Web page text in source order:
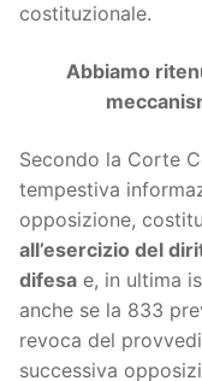
costituzionale.
Abbiamo
Secondo la Corte
tempestiva
opposizione,
all’esercizio del
difesa e, in ultima
anche se la 833
revoca del
successiva